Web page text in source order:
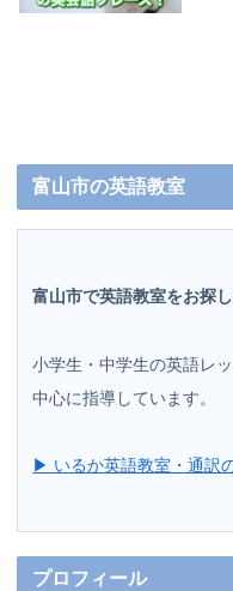
富山市の英語教室
富山市で英語教室をお探
小学生・中学生の英語レ
中心に指導しています。
▶ いるか英語教室・通訳
プロフィール